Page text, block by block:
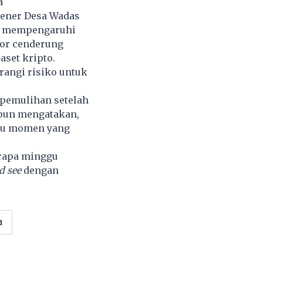
Desa Wadas
cenderung
kripto.
risiko untuk
setelah
mengatakan,
momen yang
minggu
seedengan